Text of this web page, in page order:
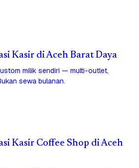
Kasir di Aceh Barat Daya
milik sendiri — multi-outlet,
sewa bulanan.
Kasir Coffee Shop di Aceh